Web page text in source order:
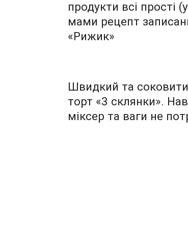
продукти всі прості (у
мами рецепт
«Рижик»
Швидкий та
торт «3 склянки».
міксер та ваги не